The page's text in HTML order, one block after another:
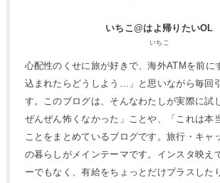
いちこ@はよ帰りたいOL
いちこ
心配性のくせに旅が好きで、海外ATMを前に
込まれたらどうしよう…」と思いながら毎回
す。このブログは、そんなわたしが実際に試
ぜんぜん怖くなかった」ことや、「これは本
ことをまとめているブログです。旅行・キャ
の暮らしがメインテーマです。インスタ映え
ーでもなく、有給をちょっとだけプラスした